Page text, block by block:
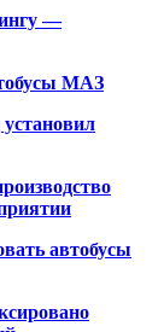
—
МАЗ
автобусы